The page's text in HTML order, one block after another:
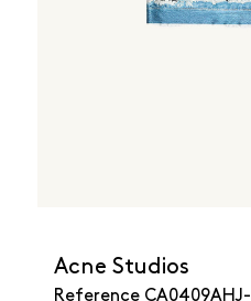
Acne Studios
Reference CA0409AHJ-